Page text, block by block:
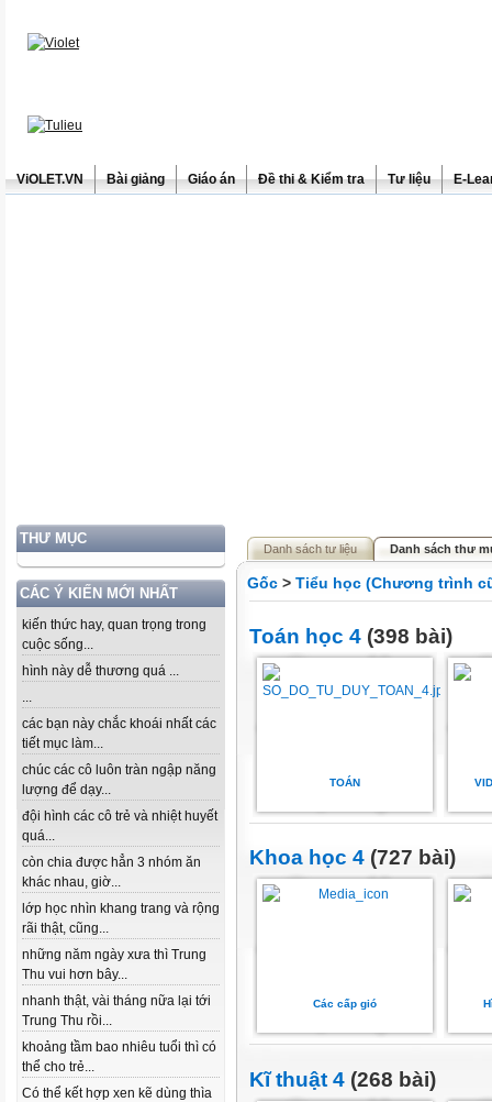
ViOLET.VN Bài giảng Giáo án Đề thi & Kiểm tra Tư liệu E-
THƯ MỤC
CÁC Ý KIẾN MỚI NHẤT
kiến thức hay, quan trọng trong
cuộc sống...
hình này dễ thương quá ...
...
các bạn này chắc khoái nhất các
tiết mục làm...
chúc các cô luôn tràn ngập năng
lượng để dạy...
đội hình các cô trẻ và nhiệt huyết
quá...
còn chia được hẳn 3 nhóm ăn
khác nhau, giờ...
lớp học nhìn khang trang và rộng
rãi thật, cũng...
những năm ngày xưa thì Trung
Thu vui hơn bây...
nhanh thật, vài tháng nữa lại tới
Trung Thu rồi...
khoảng tầm bao nhiêu tuổi thì có
thể cho trẻ...
Có thể kết hợp xen kẽ dùng thìa
Danh sách tư liệu Danh sách thư
Gốc > Tiểu học (Chương trình
Toán học 4 (398 bài)
TOÁN
Khoa học 4 (727 bài)
Các cấp gió
Kĩ thuật 4 (268 bài)